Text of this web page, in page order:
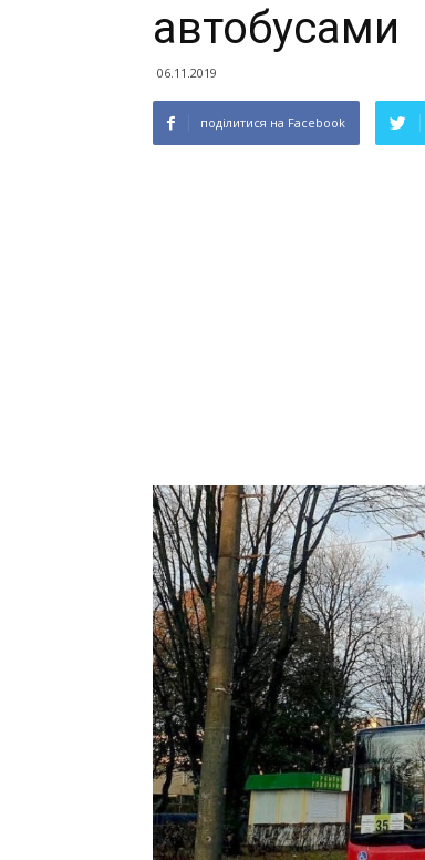
автобусами
06.11.2019
поділитися на Facebook